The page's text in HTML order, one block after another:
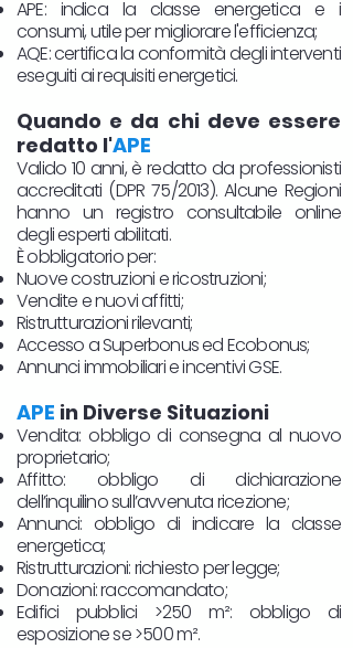
APE: indica la classe energetica e i
consumi, utile per migliorare l'efficienza;
AQE: certifica la conformità degli interventi
eseguiti ai requisiti energetici.
Quando e da chi deve essere
redatto l'APE
Valido 10 anni, è redatto da professionisti
accreditati (DPR 75/2013). Alcune Regioni
hanno un registro consultabile online
degli esperti abilitati.
È obbligatorio per:
Nuove costruzioni e ricostruzioni;
Vendite e nuovi affitti;
Ristrutturazioni rilevanti;
Accesso a Superbonus ed Ecobonus;
Annunci immobiliari e incentivi GSE.
APE in Diverse Situazioni
Vendita: obbligo di consegna al nuovo
proprietario;
Affitto: obbligo di dichiarazione
dell’inquilino sull’avvenuta ricezione;
Annunci: obbligo di indicare la classe
energetica;
Ristrutturazioni: richiesto per legge;
Donazioni: raccomandato;
Edifici pubblici >250 m²: obbligo di
esposizione se >500 m².